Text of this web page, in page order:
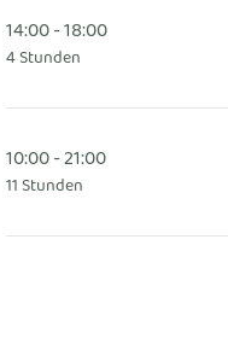
14:00 - 18:00
4 Stunden
10:00 - 21:00
11 Stunden